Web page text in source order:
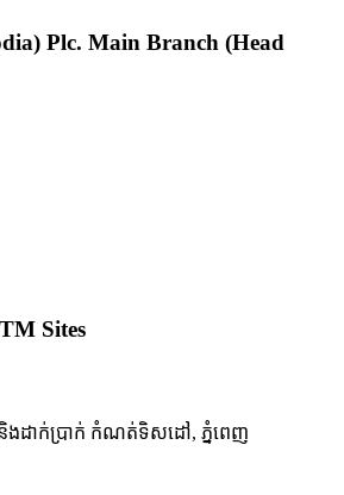
Plc. Main Branch (Head
Sites
ងដាក់ប្រាក់ កំណត់ទិសដៅ, ភ្នំពេញ